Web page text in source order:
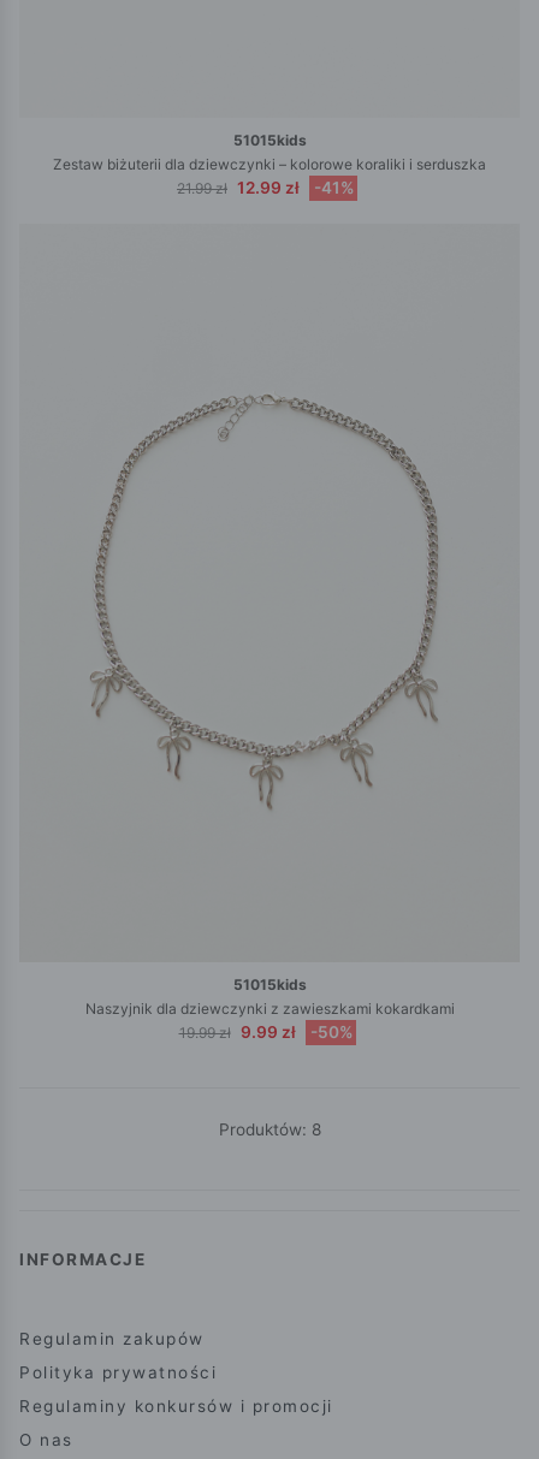
51015kids
Zestaw biżuterii dla dziewczynki – kolorowe koraliki i serduszka
21.99 zł 12.99 zł -41%
51015kids
Naszyjnik dla dziewczynki z zawieszkami kokardkami
19.99 zł 9.99 zł -50%
Produktów: 8
INFORMACJE
Regulamin zakupów
Polityka prywatności
Regulaminy konkursów i promocji
O nas